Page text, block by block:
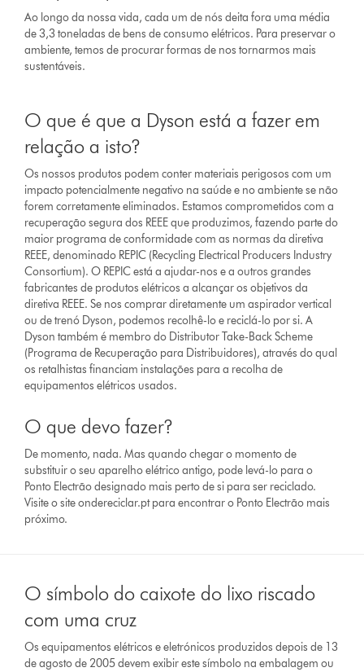
Ao longo da nossa vida, cada um de nós deita fora uma média
de 3,3 toneladas de bens de consumo elétricos. Para preservar o
ambiente, temos de procurar formas de nos tornarmos mais
sustentáveis.
O que é que a Dyson está a fazer em
relação a isto?
Os nossos produtos podem conter materiais perigosos com um
impacto potencialmente negativo na saúde e no ambiente se não
forem corretamente eliminados. Estamos comprometidos com a
recuperação segura dos REEE que produzimos, fazendo parte do
maior programa de conformidade com as normas da diretiva
REEE, denominado REPIC (Recycling Electrical Producers Industry
Consortium). O REPIC está a ajudar-nos e a outros grandes
fabricantes de produtos elétricos a alcançar os objetivos da
diretiva REEE. Se nos comprar diretamente um aspirador vertical
ou de trenó Dyson, podemos recolhê-lo e reciclá-lo por si. A
Dyson também é membro do Distributor Take-Back Scheme
(Programa de Recuperação para Distribuidores), através do qual
os retalhistas financiam instalações para a recolha de
equipamentos elétricos usados.
O que devo fazer?
De momento, nada. Mas quando chegar o momento de
substituir o seu aparelho elétrico antigo, pode levá-lo para o
Ponto Electrão designado mais perto de si para ser reciclado.
Visite o site ondereciclar.pt para encontrar o Ponto Electrão mais
próximo.
O símbolo do caixote do lixo riscado
com uma cruz
Os equipamentos elétricos e eletrónicos produzidos depois de 13
de agosto de 2005 devem exibir este símbolo na embalagem ou